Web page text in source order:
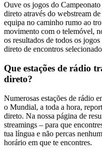
Ouve os jogos do
direto através do webstream
equipa no caminho rumo ao
movimento com o telemóvel,
os resultados de todos os
direto de encontros
Que estações de rádio
direto?
Numerosas estações de rádio
o Mundial, a toda a hora,
direto. Na nossa página de
streamings – para que
tua língua e não percas
horário em que te encontres.